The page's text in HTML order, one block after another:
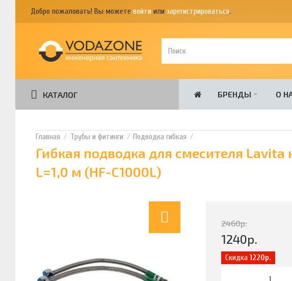
Добро пожаловать! Вы можете войти или зарегистрироваться.
КАТАЛОГ БРЕНДЫ О
Трубы и фитинги Подводка гибкая
Гибкая подводка для смесителя
L=1,0 м (HF-C1000L)
2460р.
1240р.
Скидка1220р.